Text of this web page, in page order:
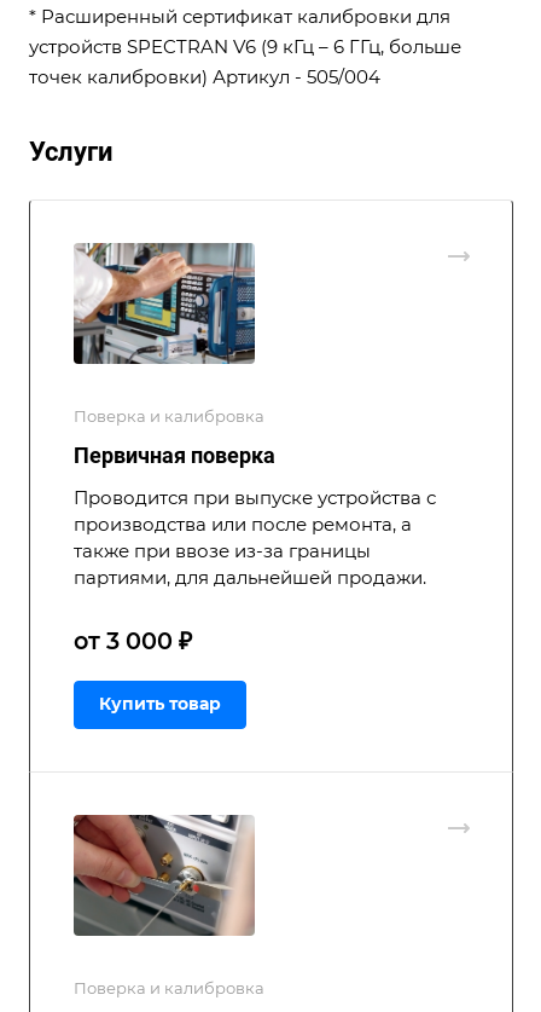
* Расширенный сертификат калибровки для
устройств SPECTRAN V6 (9 кГц – 6 ГГц, больше
точек калибровки) Артикул - 505/004
Услуги
Поверка и калибровка
Первичная поверка
Проводится при выпуске устройства с
производства или после ремонта, а
также при ввозе из-за границы
партиями, для дальнейшей продажи.
от 3 000 ₽
Купить товар
Поверка и калибровка